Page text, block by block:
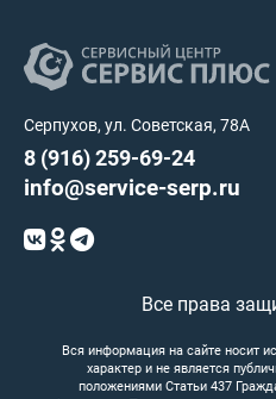
Серпухов, ул. Советская, 78А
8 (916) 259-69-24
info@service-serp.ru
Все права
Вся информация на сайте носит
характер и не является
положениями Статьи 437